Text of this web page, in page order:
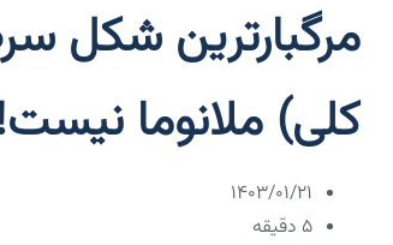
مرگبارترین شکل
کلی) ملانوما
۱۴۰۳/۰۱/۲۱
5 دقیقه